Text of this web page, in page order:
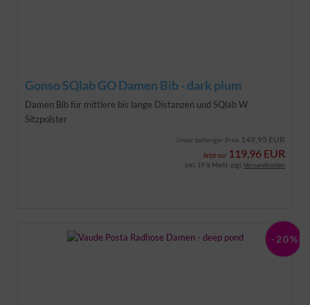
Gonso SQlab GO Damen Bib - dark plum
Damen Bib für mittlere bis lange Distanzen und SQlab W
Sitzpolster
Unser bisheriger Preis 149,95 EUR
Jetzt nur 119,96 EUR
inkl. 19 % MwSt. zzgl. Versandkosten
-20%